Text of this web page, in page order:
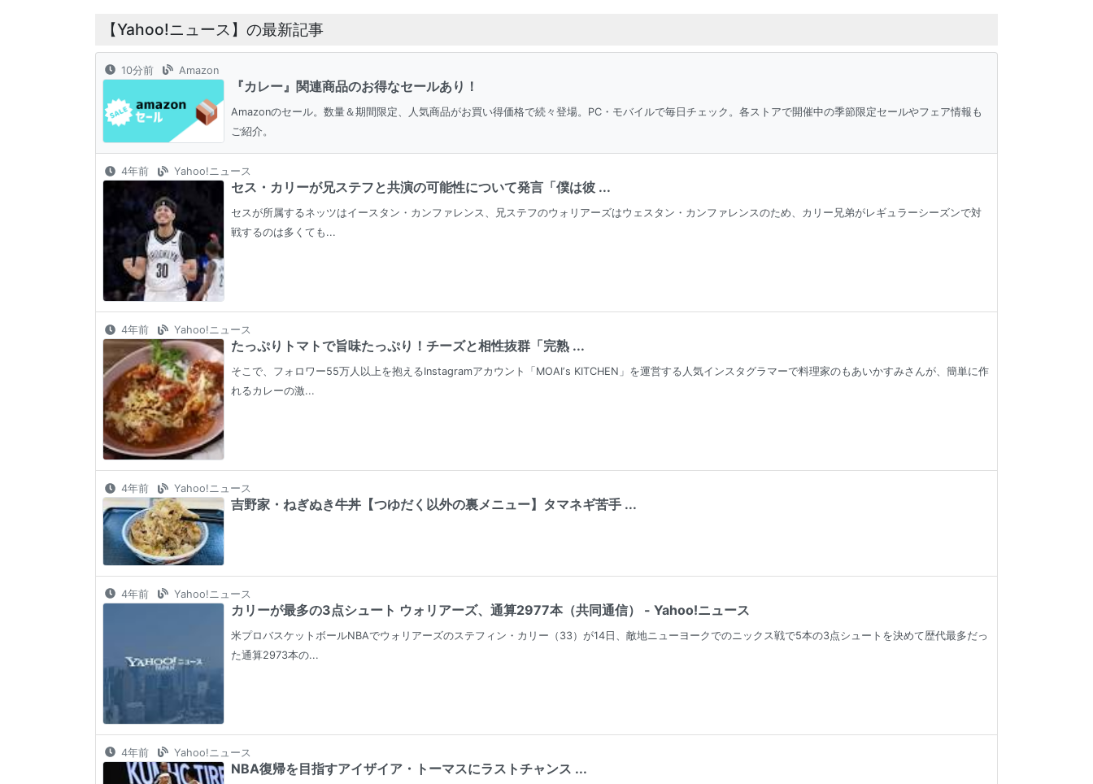
【Yahoo!ニュース】の最新記事
10分前 Amazon
『カレー』関連商品のお得なセールあり！
Amazonのセール。数量＆期間限定、人気商品がお買い得価格で続々登場。PC・モバイルで毎日チェック。各ストアで開催中の季節限定セールやフェア情報も
ご紹介。
4年前 Yahoo!ニュース
セス・カリーが兄ステフと共演の可能性について発言「僕は彼 ...
セスが所属するネッツはイースタン・カンファレンス、兄ステフのウォリアーズはウェスタン・カンファレンスのため、カリー兄弟がレギュラーシーズンで対
戦するのは多くても...
4年前 Yahoo!ニュース
たっぷりトマトで旨味たっぷり！チーズと相性抜群「完熟 ...
そこで、フォロワー55万人以上を抱えるInstagramアカウント「MOAIʼs KITCHEN」を運営する人気インスタグラマーで料理家のもあいかすみさんが、簡単に作
れるカレーの激...
4年前 Yahoo!ニュース
吉野家・ねぎぬき牛丼【つゆだく以外の裏メニュー】タマネギ苦手 ...
4年前 Yahoo!ニュース
カリーが最多の3点シュート ウォリアーズ、通算2977本（共同通信） - Yahoo!ニュース
米プロバスケットボールNBAでウォリアーズのステフィン・カリー（33）が14日、敵地ニューヨークでのニックス戦で5本の3点シュートを決めて歴代最多だっ
た通算2973本の...
4年前 Yahoo!ニュース
NBA復帰を目指すアイザイア・トーマスにラストチャンス ...